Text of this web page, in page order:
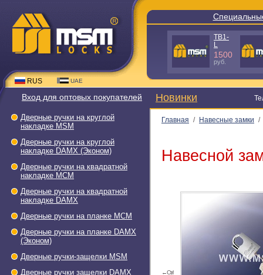
RUS UAE
TB1-
L
1500
руб.
Вход для оптовых покупателей
Дверные ручки на круглой
накладке МSМ
Дверные ручки на круглой
накладке DAMX (Эконом)
Дверные ручки на квадратной
накладке МСМ
Дверные ручки на квадратной
накладке DAMX
Дверные ручки на планке МСМ
Дверные ручки на планке DAMX
(Эконом)
Дверные ручки-защелки МSМ
Дверные ручки защелки DAMX
Новинки
Главная / Навесные замки /
Навесной
←Ctrl